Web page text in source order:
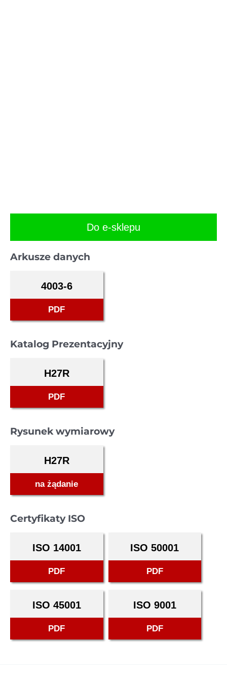
Do e-sklepu
Arkusze danych
4003-6
PDF
Katalog Prezentacyjny
H27R
PDF
Rysunek wymiarowy
H27R
na żądanie
Certyfikaty ISO
ISO 14001
PDF
ISO 50001
PDF
ISO 45001
PDF
ISO 9001
PDF